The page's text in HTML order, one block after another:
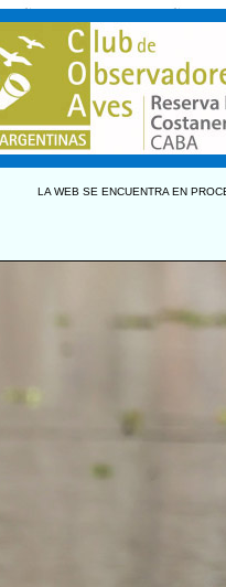
LA WEB SE ENCUENTRA EN